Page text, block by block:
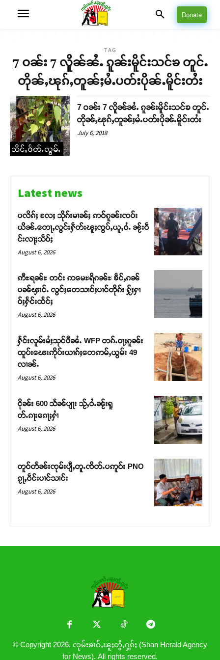
Support SHAN
တ်ႇ တူဝ်ႈလုမ်ႈၾႃႉၼၼ်ႉ ၶဝ်ႈႁူမ်ႈၵမ်ႉထႅမ် ၸုမ်းၶၢ
ဝ်ႇၽူႈတွႆႇႁွၵ်ႈ လႆႈယူႇၶႃႈဢေႃႈ။
Donate
TAG
7 ဝၼ်း 7 လိူၼ်ၼႆႉ ၵူၼ်းမိူင်းသင်ၶ တူင်ႉ
တိုၼ်ႇၽုၵ်ႇတူၼ်ႈမႆႉပတ်းပိုၼ်ႉမိူင်းတႆး
သိင်ႇဝႅတ်ႉလွမ်ႉ
7 ဝၼ်း 7 လိူၼ်ၼႆႉ ၵူၼ်းမိူင်းသင်ၶ တူင်ႉ
တိုၼ်ႇၽုၵ်ႇတူၼ်ႈမႆႉပတ်းပိုၼ်ႉမိူင်းတႆး
July 6, 2018
Latest news
ပလိၵ်ႈ လႄႈ သိုၵ်းမၢၼ်ႈ ဢဝ်ၵူၼ်းၸပ်း
ယိၼ်ႉတေႃႇလွင်းႁဵတ်းၽူႈၸွပ်ႇယူႇဝႆႉ ၼႂ်းဝဵ
င်းလႃႈသဵဝ်ႈ
August 6, 2026
ဢီႊရၼ်ႊ တင်း ဢမေႊရိၵၼ်ႊ ၶဵင်ႇၵၼ်
ပၼ်ၾၢင်ႉ လွင်ႈတေသၢင်ႈပၢင်တိုၵ်း ႁႂ်ႈႁၢ
ဝ်ႈႁႅင်းထႅင်ႈ
August 6, 2026
ႁႅင်းလူမ်းမႆႈသုင်ပီၼႆႉ WFP တၵ်ႉဝႃႈၵူၼ်း
ထူပ်းၽေးဢိုပ်းယၢၵ်ႈတေဢမ်ႇယွမ်း 49
လၢၼ်ႉ
August 6, 2026
ငိုၼ်း 600 သႅၼ်ပျႃး သႂ်ႇဝႆႉၼႂ်းရူ
တ်ႉၵႃးၵေႃႈႁၢႆ
August 6, 2026
တူဝ်တႅၼ်းၸုမ်းပျီႇတူႉၸိတ်ႉပဢူဝ်း PNO
ၵႂႃႇဝဵင်းပၢင်သၢင်း
August 6, 2026
© Copyright 2026. ၸုမ်းၶၢဝ်ႇၽူႈတွႆႇႁွၵ်ႈ (Shan Herald Agency
for News). All rights reserved.